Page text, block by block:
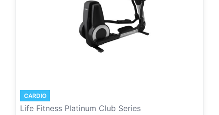
CARDIO
Life Fitness Platinum Club Series